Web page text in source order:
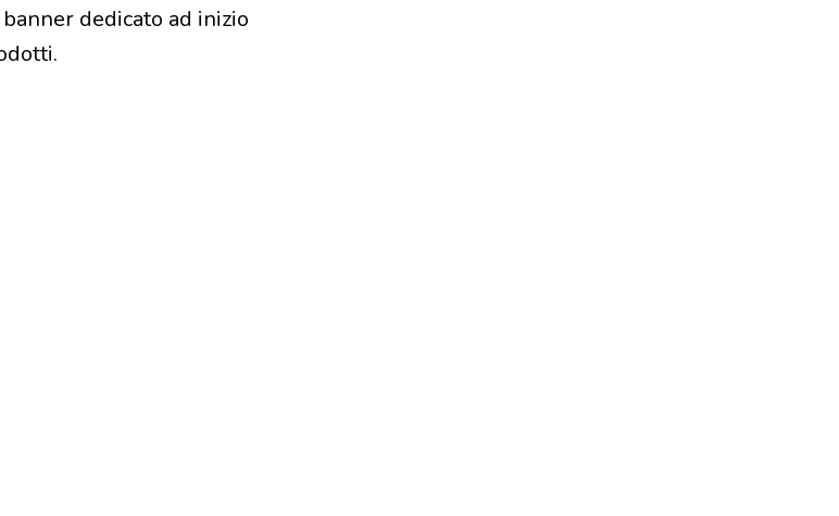
dedicato ad inizio